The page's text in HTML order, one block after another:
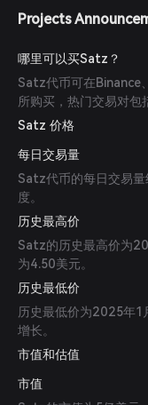
Projects
哪里可以买Satz？
Satz代币可在Binance
所购买，热门交易对
Satz 价格
每日交易量
Satz代币的每日交易
度。
历史最高价
Satz的历史最高价为
为4.50美元。
历史最低价
历史最低价为2025年1
增长。
市值和估值
市值